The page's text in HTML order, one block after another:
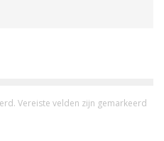
Vereiste velden zijn gemarkeerd